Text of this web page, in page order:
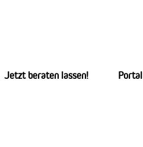
Jetzt beraten lassen! Portal